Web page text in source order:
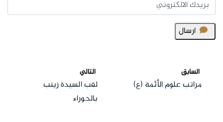
ارسال
السابق
مراتب علوم الأئمة (ع)
التالي
لقب السيدة زينب
بالحوراء